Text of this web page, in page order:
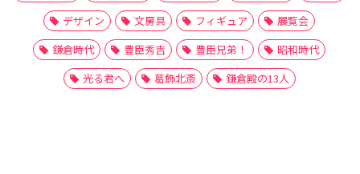
デザイン
文房具 フィギュア
展覧会
鎌倉時代
豊臣秀吉 豊臣兄弟！
昭和時代
光る君へ
葛飾北斎 鎌倉殿の13人